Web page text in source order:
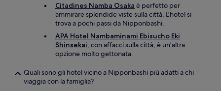
Citadines Namba Osaka è perfetto per
ammirare splendide viste sulla città. L'hotel si
trova a pochi passi da Nipponbashi.
APA Hotel Nambaminami Ebisucho Eki
Shinsekai, con affacci sulla città, è un'altra
opzione molto gettonata.
Quali sono gli hotel vicino a Nipponbashi più adatti a chi
viaggia con la famiglia?